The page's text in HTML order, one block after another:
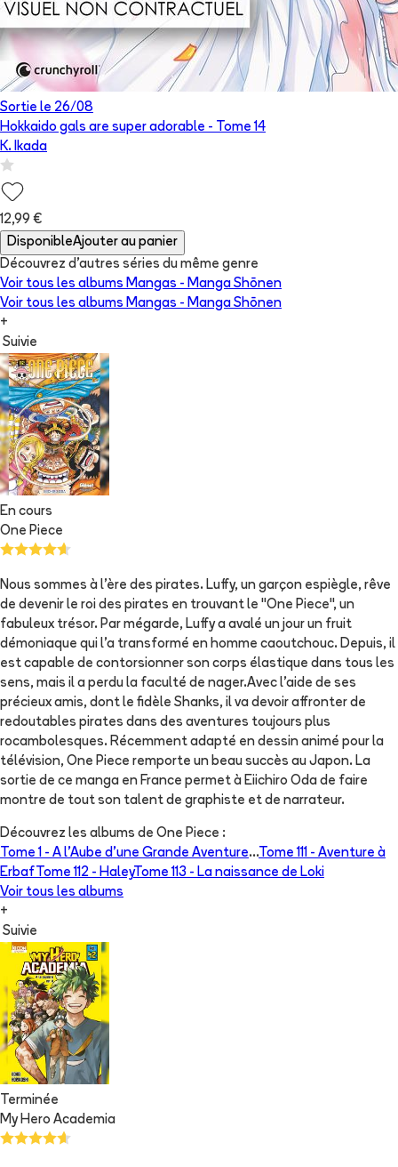
Sortie le 26/08
Hokkaido gals are super adorable - Tome 14
K. Ikada
12,99 €
DisponibleAjouter au panier
Découvrez d'autres séries du même genre
Voir tous les albums Mangas - Manga Shōnen
Voir tous les albums Mangas - Manga Shōnen
+
Suivie
En cours
One Piece
Nous sommes à l'ère des pirates. Luffy, un garçon espiègle, rêve
de devenir le roi des pirates en trouvant le "One Piece", un
fabuleux trésor. Par mégarde, Luffy a avalé un jour un fruit
démoniaque qui l'a transformé en homme caoutchouc. Depuis, il
est capable de contorsionner son corps élastique dans tous les
sens, mais il a perdu la faculté de nager.Avec l'aide de ses
précieux amis, dont le fidèle Shanks, il va devoir affronter de
redoutables pirates dans des aventures toujours plus
rocambolesques. Récemment adapté en dessin animé pour la
télévision, One Piece remporte un beau succès au Japon. La
sortie de ce manga en France permet à Eiichiro Oda de faire
montre de tout son talent de graphiste et de narrateur.
Découvrez les albums de One Piece :
Tome 1 - A l'Aube d'une Grande Aventure...Tome 111 - Aventure à
Erbaf Tome 112 - HaleyTome 113 - La naissance de Loki
Voir tous les albums
+
Suivie
Terminée
My Hero Academia